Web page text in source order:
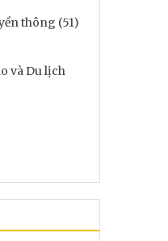
thông (51)
và Du lịch